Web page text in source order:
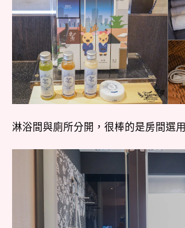
淋浴間與廁所分開，很棒的是房間選